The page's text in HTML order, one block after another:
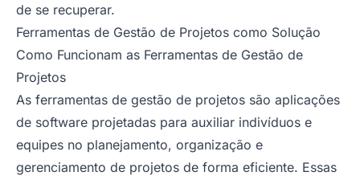
de se recuperar.
Ferramentas de Gestão de Projetos como Solução
Como Funcionam as Ferramentas de Gestão de
Projetos
As ferramentas de gestão de projetos são aplicações
de software projetadas para auxiliar indivíduos e
equipes no planejamento, organização e
gerenciamento de projetos de forma eficiente. Essas